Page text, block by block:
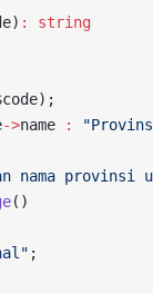
:
string
->name :
nama provinsi
()
;